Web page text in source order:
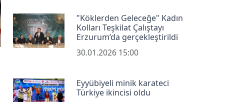
"Köklerden Geleceğe" Kadın
Kolları Teşkilat Çalıştayı
Erzurum’da gerçekleştirildi
30.01.2026 15:00
Eyyübiyeli minik karateci
Türkiye ikincisi oldu